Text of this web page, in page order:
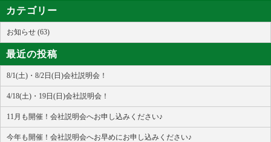
カテゴリー
お知らせ (63)
最近の投稿
8/1(土)・8/2日(日)会社説明会！
4/18(土)・19日(日)会社説明会！
11月も開催！会社説明会へお申し込みください♪
今年も開催！会社説明会へお早めにお申し込みください♪